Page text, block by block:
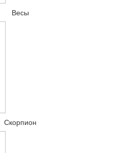
Весы
Скорпион